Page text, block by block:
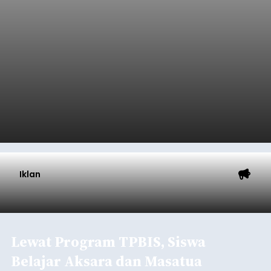
Iklan
Lewat Program TPBIS, Siswa
Belajar Aksara dan Masatua